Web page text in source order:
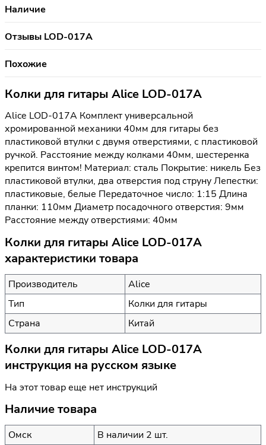
Наличие
Отзывы LOD-017A
Похожие
Колки для гитары Alice LOD-017A
Alice LOD-017A Комплект универсальной
хромированной механики 40мм для гитары без
пластиковой втулки с двумя отверстиями, с пластиковой
ручкой. Расстояние между колками 40мм, шестеренка
крепится винтом! Материал: сталь Покрытие: никель Без
пластиковой втулки, два отверстия под струну Лепестки:
пластиковые, белые Передаточное число: 1:15 Длина
планки: 110мм Диаметр посадочного отверстия: 9мм
Расстояние между отверстиями: 40мм
Колки для гитары Alice LOD-017A
характеристики товара
Производитель
Alice
Тип
Колки для гитары
Страна
Китай
Колки для гитары Alice LOD-017A
инструкция на русском языке
На этот товар еще нет инструкций
Наличие товара
Омск В наличии 2 шт.